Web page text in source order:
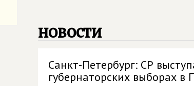
новости
Санкт-Петербург: СР
губернаторских выборах в